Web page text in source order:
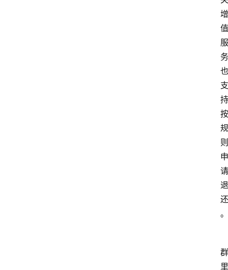
增
值
服
务
也
支
持
按
规
则
申
请
退
还
。
群
里